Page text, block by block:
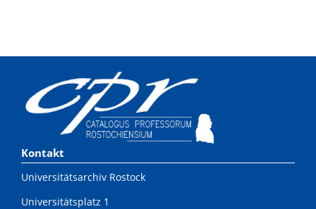
Kontakt
Universitätsarchiv Rostock
Universitätsplatz 1